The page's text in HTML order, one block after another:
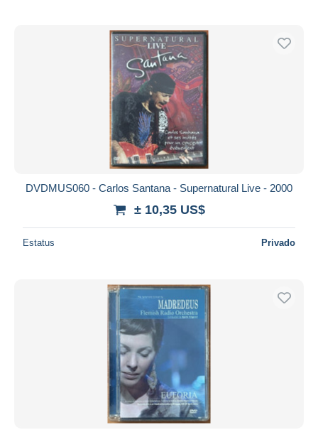
DVDMUS060 - Carlos Santana - Supernatural Live - 2000
± 10,35 US$
Estatus Privado